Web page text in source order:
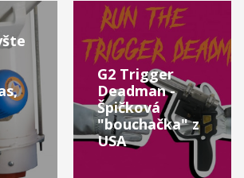
G2 Trigger
Deadman -
Špičková
"bouchačka" z
USA